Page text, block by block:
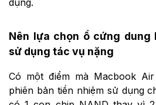
dụng.
Nên lựa chọn ổ cứng dung
sử dụng tác vụ nặng
Có một điểm mà Macbook
phiên bản tiền nhiệm sử dụng